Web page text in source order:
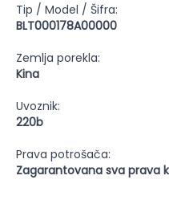
Tip / Model / Šifra:
BLT000178A00000
Zemlja porekla:
Kina
Uvoznik:
220b
Prava potrošača:
Zagarantovana sva prava